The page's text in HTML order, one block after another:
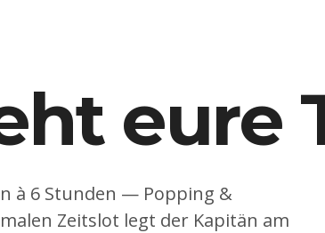
eure
à 6 Stunden — Popping &
Zeitslot legt der Kapitän am